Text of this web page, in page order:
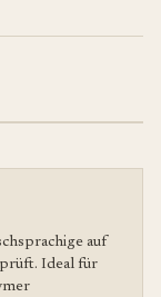
auf
Ideal für